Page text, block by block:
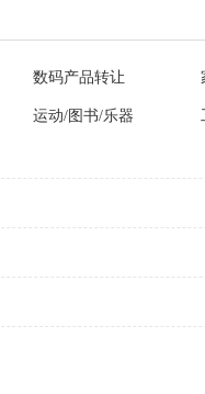
数码产品转让
运动/图书/乐器